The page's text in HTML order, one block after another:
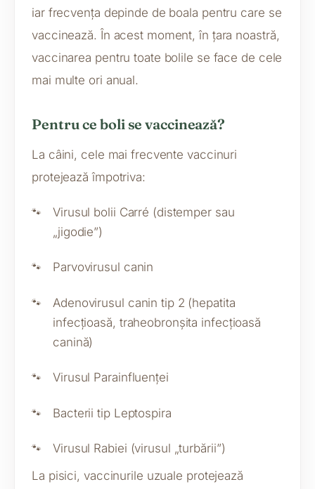
iar frecvența depinde de boala pentru care se
vaccinează. În acest moment, în țara noastră,
vaccinarea pentru toate bolile se face de cele
mai multe ori anual.
Pentru ce boli se vaccinează?
La câini, cele mai frecvente vaccinuri
protejează împotriva:
Virusul bolii Carré (distemper sau
„jigodie”)
Parvovirusul canin
Adenovirusul canin tip 2 (hepatita
infecțioasă, traheobronșita infecțioasă
canină)
Virusul Parainfluenței
Bacterii tip Leptospira
Virusul Rabiei (virusul „turbării”)
La pisici, vaccinurile uzuale protejează